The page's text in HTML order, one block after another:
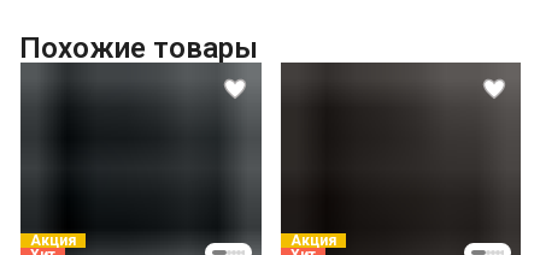
Проверка работоспособности
Выезд мастера в административных пределах города (МСК
Выезд мастера за административные пределы города
(МСК за МКАД, СПБ за КАД)
Похожие товары
Акция
Акция